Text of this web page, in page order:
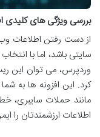
بررسی ویژگی های کلیدی
از دست رفتن اطلاعات
سایتی باشد، اما با
وردپرس، می توان این
کرد. این افزونه ها به
مانند حملات سایبری،
اطلاعات ارزشمندتان را